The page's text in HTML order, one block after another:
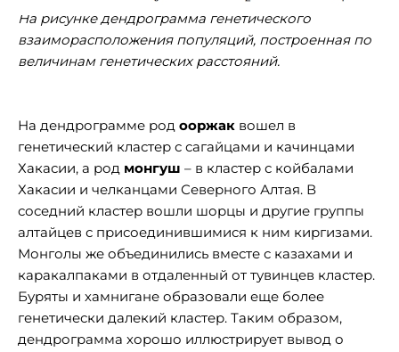
На рисунке дендрограмма генетического
взаиморасположения популяций, построенная по
величинам генетических расстояний.
На дендрограмме род ооржак вошел в
генетический кластер с сагайцами и качинцами
Хакасии, а род монгуш – в кластер с койбалами
Хакасии и челканцами Северного Алтая. В
соседний кластер вошли шорцы и другие группы
алтайцев с присоединившимися к ним киргизами.
Монголы же объединились вместе с казахами и
каракалпаками в отдаленный от тувинцев кластер.
Буряты и хамнигане образовали еще более
генетически далекий кластер. Таким образом,
дендрограмма хорошо иллюстрирует вывод о